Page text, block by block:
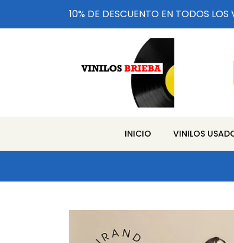
10% DE DESCUENTO EN TODOS LOS
INICIO VINILOS